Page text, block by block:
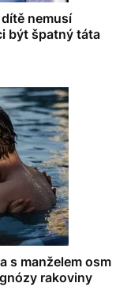
nemusí
být špatný táta
s manželem osm
rakoviny